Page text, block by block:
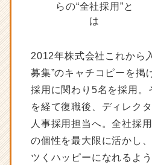
ー・
業
か
ら
ス
カ
ト
が
届
2012年株式会社これから
募集”のキャチコピーを掲
採用に関わり5名を採用。
を経て復職後、ディレク
人事採用担当へ。全社採
の個性を最大限に活かし
ツくハッピーになれるよ